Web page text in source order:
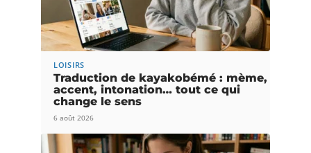
LOISIRS
Traduction de kayakobémé : mème,
accent, intonation… tout ce qui
change le sens
6 août 2026